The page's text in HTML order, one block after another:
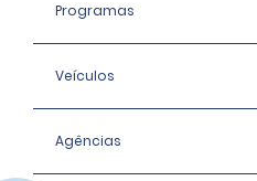
Programas
Veículos
Agências